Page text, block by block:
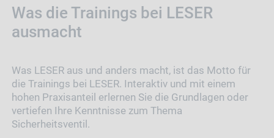
Was die Trainings bei LESER
ausmacht
Was LESER aus und anders macht, ist das Motto für
die Trainings bei LESER. Interaktiv und mit einem
hohen Praxisanteil erlernen Sie die Grundlagen oder
vertiefen Ihre Kenntnisse zum Thema
Sicherheitsventil.